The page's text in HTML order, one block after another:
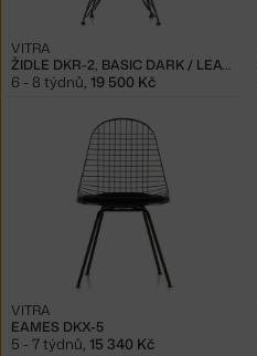
ŽIDLE DKR-2, BASIC DARK / LEATHER
VITRA
6 - 8 týdnů, 19 500 Kč
EAMES DKX-5
VITRA
5 - 7 týdnů, 15 340 Kč